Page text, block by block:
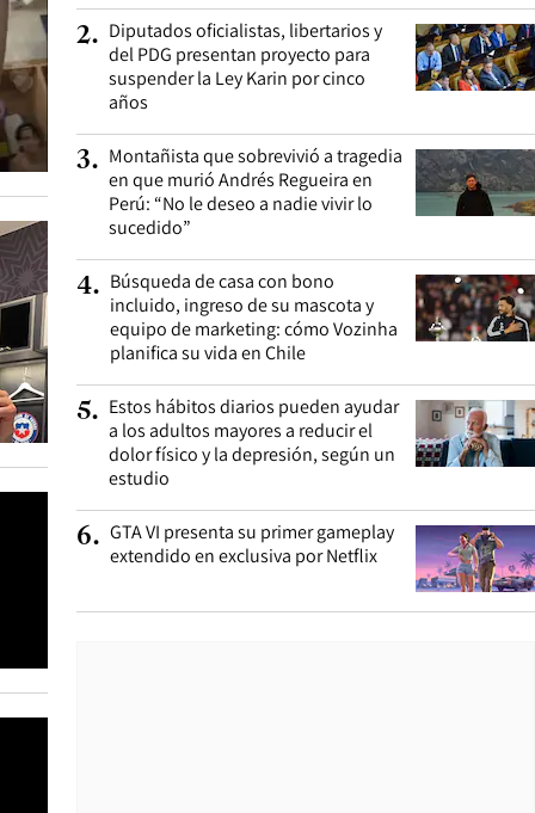
2. Diputados oficialistas, libertarios y
del PDG presentan proyecto para
suspender la Ley Karin por cinco
años
3. Montañista que sobrevivió a tragedia
en que murió Andrés Regueira en
Perú: “No le deseo a nadie vivir lo
sucedido”
4. Búsqueda de casa con bono
incluido, ingreso de su mascota y
equipo de marketing: cómo Vozinha
planifica su vida en Chile
5. Estos hábitos diarios pueden ayudar
a los adultos mayores a reducir el
dolor físico y la depresión, según un
estudio
6. GTA VI presenta su primer gameplay
extendido en exclusiva por Netflix